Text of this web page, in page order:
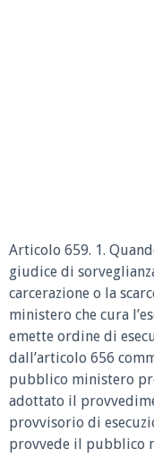
Articolo 659. 1.
giudice di
carcerazione o la
ministero che cura
emette ordine di
dall’articolo 656
pubblico ministero
adottato il
provvisorio di
provvede il pubblico